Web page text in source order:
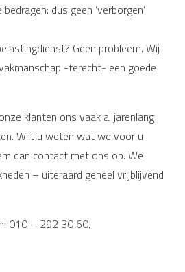
dus geen ‘verborgen’
Geen probleem. Wij
-terecht- een goede
klanten ons vaak al jarenlang
Wilt u weten wat we voor u
dan contact met ons op. We
– uiteraard geheel vrijblijvend
010 – 292 30 60.